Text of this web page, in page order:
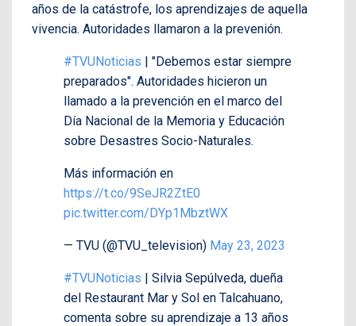
años de la catástrofe, los aprendizajes de aquella
vivencia. Autoridades llamaron a la prevenión.
#TVUNoticias | "Debemos estar siempre
preparados". Autoridades hicieron un
llamado a la prevención en el marco del
Día Nacional de la Memoria y Educación
sobre Desastres Socio-Naturales.
Más información en
https://t.co/9SeJR2ZtE0
pic.twitter.com/DYp1MbztWX
— TVU (@TVU_television) May 23, 2023
#TVUNoticias | Silvia Sepúlveda, dueña
del Restaurant Mar y Sol en Talcahuano,
comenta sobre su aprendizaje a 13 años